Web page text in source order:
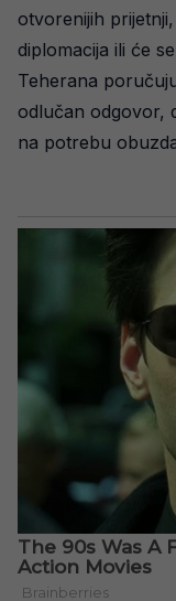
otvorenijih
diplomacija ili će
Teherana
odlučan odgovor,
na potrebu